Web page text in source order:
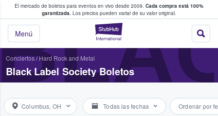
El mercado de boletos para eventos en vivo desde 2009. Cada compra está 100%
garantizada. Los precios pueden variar de su valor original.
StubHub: donde
Menú
fans compran y venden boletos
Conciertos/Hard Rock and Metal
Black Label Society Boletos
Columbus, OH Todas las fechas Ordenar por